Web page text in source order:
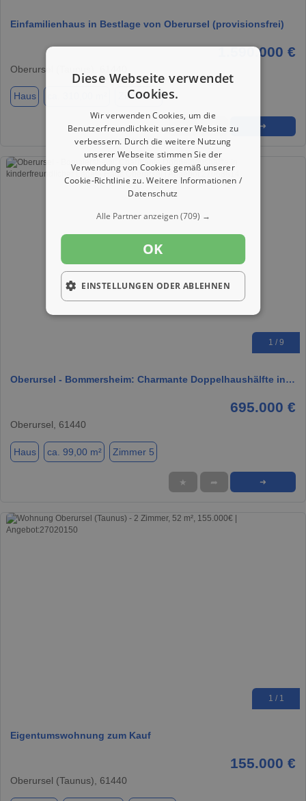
Einfamilienhaus in Bestlage von Oberursel (provisionsfrei)
1.590.000 €
Oberursel (Taunus), 61440
Haus Zimmer 8
★ ➦ ➜
1 / 9
Oberursel - Bommersheim: Charmante Doppelhaushälfte in…
695.000 €
Oberursel, 61440
Haus ca. 99,00 m² Zimmer 5
★ ➦ ➜
1 / 1
Eigentumswohnung zum Kauf
155.000 €
Oberursel (Taunus), 61440
Diese Webseite verwendet
Cookies.
Wir verwenden Cookies, um die
Benutzerfreundlichkeit unserer Website zu
verbessern. Durch die weitere Nutzung
unserer Webseite stimmen Sie der
Verwendung von Cookies gemäß unserer
Cookie-Richtlinie zu.Weitere Informationen /
Datenschutz
Alle Partner anzeigen(709) →
OK
EINSTELLUNGEN ODER ABLEHNEN